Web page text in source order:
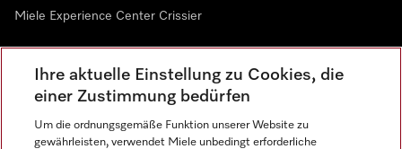
Miele Experience Center Crissier
Newsletter
Ihre aktuelle Einstellung zu Cookies, die
einer Zustimmung bedürfen
Um die ordnungsgemäße Funktion unserer Website zu
gewährleisten, verwendet Miele unbedingt erforderliche